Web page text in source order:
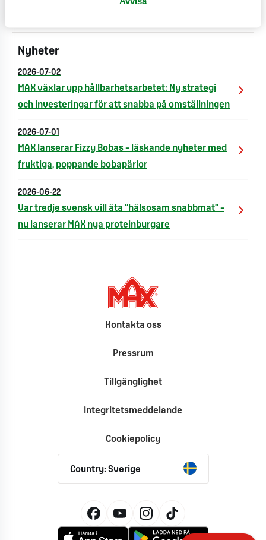
öppnas. Den nya Max- restaurangen i Lund blir den
Nyheter
2026-07-02
MAX växlar upp hållbarhetsarbetet: Ny strategi
och investeringar för att snabba på omställningen
2026-07-01
MAX lanserar Fizzy Bobas – läskande nyheter med
fruktiga, poppande bobapärlor
2026-06-22
Var tredje svensk vill äta “hälsosam snabbmat” –
nu lanserar MAX nya proteinburgare
Kontakta oss
Pressrum
Tillgänglighet
Integritetsmeddelande
Cookiepolicy
Country: Sverige